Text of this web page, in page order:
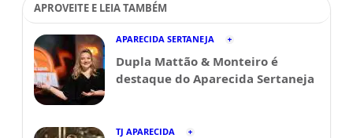
APROVEITE E LEIA TAMBÉM
APARECIDA SERTANEJA
Dupla Mattão & Monteiro é
destaque do Aparecida Sertaneja
TJ APARECIDA